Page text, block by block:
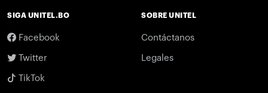
SIGA UNITEL.BO
Facebook
Twitter
TikTok
SOBRE UNITEL
Contáctanos
Legales